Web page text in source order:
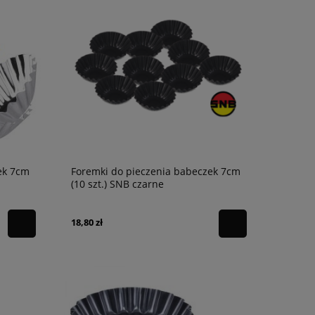
7cm
Foremki do pieczenia babeczek 7cm
(10 szt.) SNB czarne
18,80 zł